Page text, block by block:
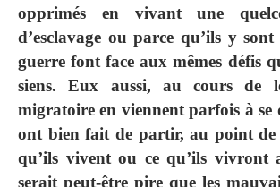
opprimés en vivant une
d’esclavage ou parce qu’ils y
guerre font face aux mêmes défis
siens. Eux aussi, au cours de
migratoire en viennent parfois à se
ont bien fait de partir, au point de
qu’ils vivent ou ce qu’ils vivront
serait peut-être pire que les